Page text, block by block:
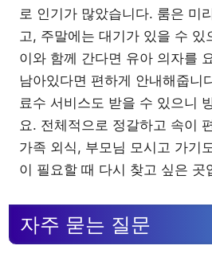
로 인기가 많았습니다. 룸은 미
고, 주말에는 대기가 있을 수 있
이와 함께 간다면 유아 의자를
남아있다면 편하게 안내해줍니
료수 서비스도 받을 수 있으니
요. 전체적으로 정갈하고 속이
가족 외식, 부모님 모시고 가기
이 필요할 때 다시 찾고 싶은 곳
자주 묻는 질문